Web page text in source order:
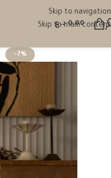
Skip to navigation
Skip to main content
0.00 د.ع
-7%